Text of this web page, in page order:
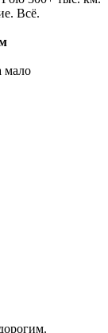
Всё.
мало